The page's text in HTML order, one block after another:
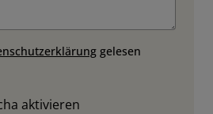
gelesen
aktivieren